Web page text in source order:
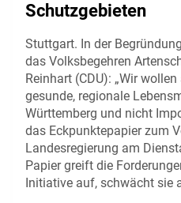
Schutzgebieten
Stuttgart. In der
das Volksbegehren
Reinhart (CDU): „Wir
gesunde, regionale
Württemberg und nicht
das Eckpunktepapier zum
Landesregierung am
Papier greift die
Initiative auf, schwächt sie